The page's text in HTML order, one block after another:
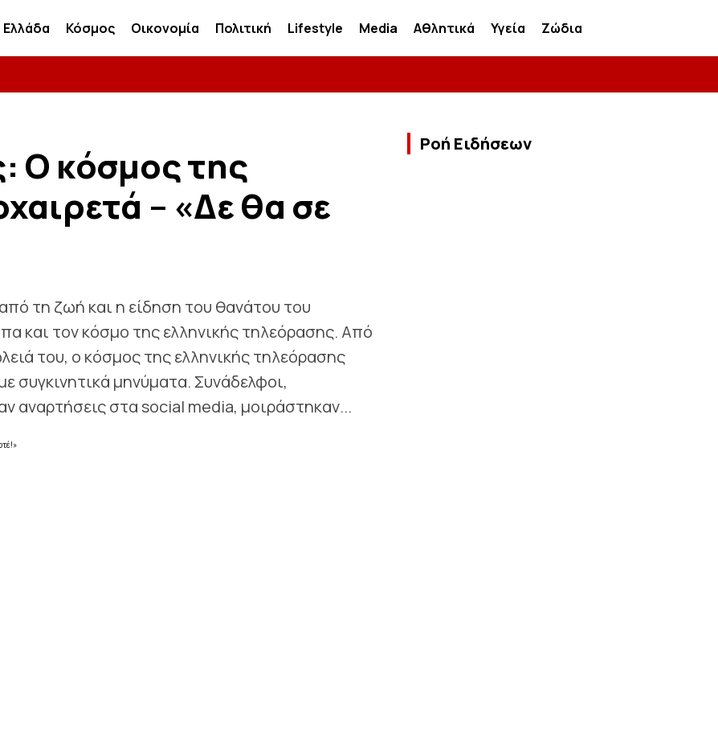
Ελλάδα Κόσμος Οικονομία Πολιτική Lifestyle Media Αθλητικά Υγεία Ζώδια
Ο κόσμος της
– «Δε θα σε
τη ζωή και η είδηση του θανάτου του
και τον κόσμο της ελληνικής τηλεόρασης. Από
του, ο κόσμος της ελληνικής τηλεόρασης
συγκινητικά μηνύματα. Συνάδελφοι,
αναρτήσεις στα social media, μοιράστηκαν...
Ροή Ειδήσεων